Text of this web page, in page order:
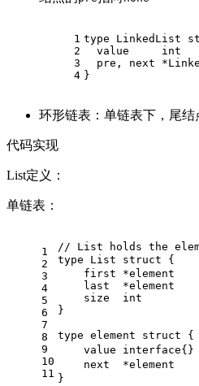
1
2
3
4
type LinkedList
  value
int
pre, next
}
环形链表：单链表下，尾结
代码实现
List定义：
单链表：
1
2
3
4
5
6
7
8
9
10
11
// List holds the
type List struct
    first *element
    last  *element
    size
int
}
type element struct
    value
interface
}